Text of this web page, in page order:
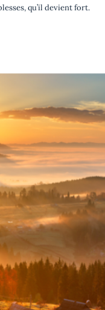
qu’il devient fort.